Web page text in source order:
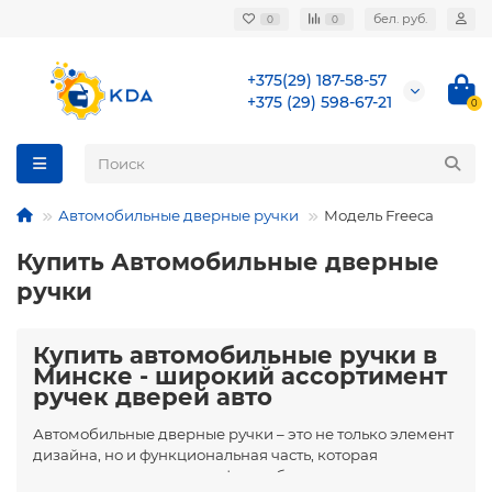
0 0 бел. руб.
+375(29) 187-58-57
+375 (29) 598-67-21
0
Автомобильные дверные ручки Модель Freeca
Купить Автомобильные дверные
ручки
Купить автомобильные ручки в
Минске - широкий ассортимент
ручек дверей авто
Автомобильные дверные ручки – это не только элемент
дизайна, но и функциональная часть, которая
напрямую влияет на комфорт и безопасность